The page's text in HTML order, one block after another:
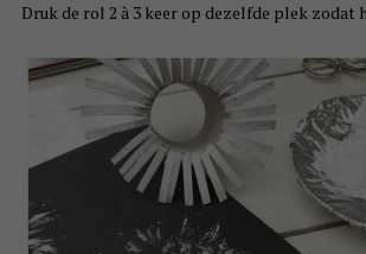
Druk de rol 2 à 3 keer op dezelfde plek zodat